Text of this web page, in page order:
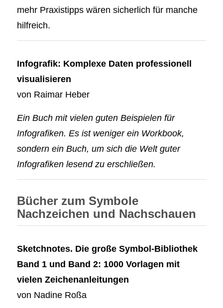
mehr Praxistipps wären sicherlich für manche
hilfreich.
Infografik: Komplexe Daten professionell
visualisieren
von Raimar Heber
Ein Buch mit vielen guten Beispielen für
Infografiken. Es ist weniger ein Workbook,
sondern ein Buch, um sich die Welt guter
Infografiken lesend zu erschließen.
Bücher zum Symbole
Nachzeichen und Nachschauen
Sketchnotes. Die große Symbol-Bibliothek
Band 1 und Band 2: 1000 Vorlagen mit
vielen Zeichenanleitungen
von Nadine Roßa